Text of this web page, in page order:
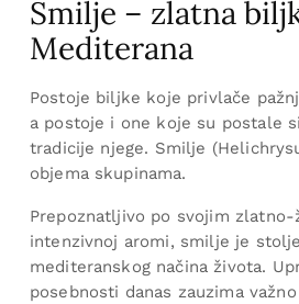
Smilje – zlatna
Mediterana
Postoje biljke koje privlače
a postoje i one koje su postale
tradicije njege. Smilje
objema skupinama.
Prepoznatljivo po svojim
intenzivnoj aromi, smilje je
mediteranskog načina života.
posebnosti danas zauzima